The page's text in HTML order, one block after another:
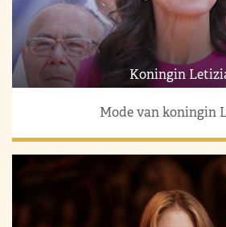
Koningin
Mode van koningin